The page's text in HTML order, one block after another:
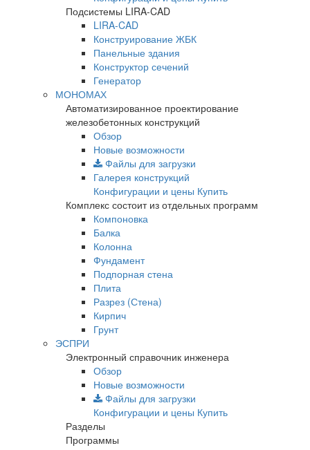
Подсистемы LIRA-CAD
LIRA-CAD
Конструирование ЖБК
Панельные здания
Конструктор сечений
Генератор
МОНОМАХ
Автоматизированное проектирование
железобетонных конструкций
Обзор
Новые возможности
Файлы для загрузки
Галерея конструкций
Конфигурации и цены Купить
Комплекс состоит из отдельных программ
Компоновка
Балка
Колонна
Фундамент
Подпорная стена
Плита
Разрез (Стена)
Кирпич
Грунт
ЭСПРИ
Электронный справочник инженера
Обзор
Новые возможности
Файлы для загрузки
Конфигурации и цены Купить
Разделы
Программы